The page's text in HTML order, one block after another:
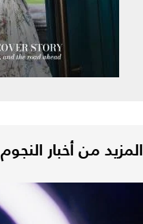
المزيد من أخبار النجوم